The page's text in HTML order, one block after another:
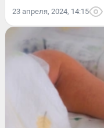
23 апреля, 2024, 14:15